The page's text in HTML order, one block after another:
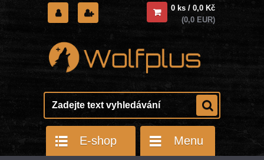
0 ks / 0,0 Kč
(0,0 EUR)
E-shop Menu